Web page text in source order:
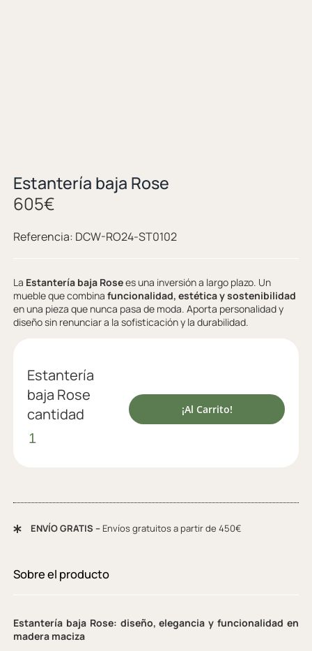
Estantería baja Rose
605€
Referencia: DCW-RO24-ST0102
La Estantería baja Rosees una inversión a largo plazo. Un
mueble que combinafuncionalidad, estética y sostenibilidad
en una pieza que nunca pasa de moda. Aporta personalidad y
diseño sin renunciar a la sofisticación y la durabilidad.
Estantería
baja Rose
cantidad
¡Al Carrito!
ENVÍO GRATIS – Envíos gratuitos a partir de 450€
Sobre el producto
Estantería baja Rose: diseño, elegancia y funcionalidad en
madera maciza